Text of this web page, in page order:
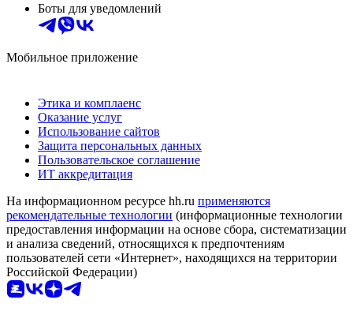
Боты для уведомлений
Мобильное приложение
Этика и комплаенс
Оказание услуг
Использование сайтов
Защита персональных данных
Пользовательское соглашение
ИТ аккредитация
На информационном ресурсе hh.ru применяются
рекомендательные технологии (информационные технологии
предоставления информации на основе сбора, систематизации
и анализа сведений, относящихся к предпочтениям
пользователей сети «Интернет», находящихся на территории
Российской Федерации)